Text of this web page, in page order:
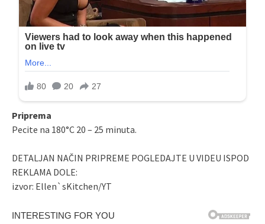
Priprema
Pecite na 180°C 20 – 25 minuta.
DETALJAN NAČIN PRIPREME POGLEDAJTE U VIDEU ISPOD
REKLAMA DOLE:
izvor: Ellen`sKitchen/YT